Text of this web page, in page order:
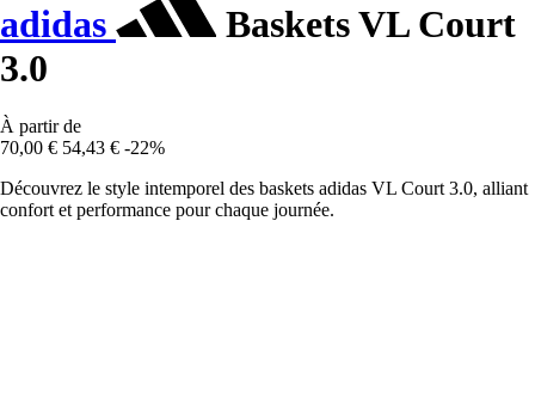
adidas
Baskets VL Court
3.0
À partir de
70,00 € 54,43 € -22%
Découvrez le style intemporel des baskets adidas VL Court 3.0, alliant
confort et performance pour chaque journée.